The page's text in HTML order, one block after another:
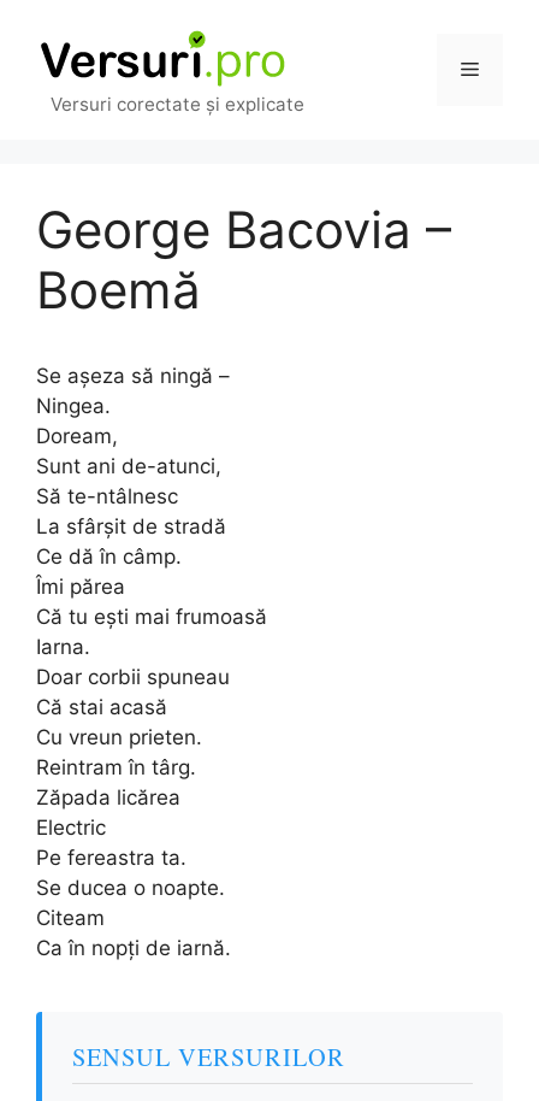
conținut
Versuri corectate și explicate
Meniu
George Bacovia –
Boemă
Se așeza să ningă –
Ningea.
Doream,
Sunt ani de-atunci,
Să te-ntâlnesc
La sfârșit de stradă
Ce dă în câmp.
Îmi părea
Că tu ești mai frumoasă
Iarna.
Doar corbii spuneau
Că stai acasă
Cu vreun prieten.
Reintram în târg.
Zăpada licărea
Electric
Pe fereastra ta.
Se ducea o noapte.
Citeam
Ca în nopți de iarnă.
SENSUL VERSURILOR